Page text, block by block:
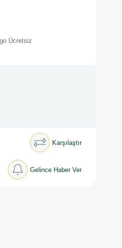
Ücretsiz
Karşılaştır
Gelince Haber Ver